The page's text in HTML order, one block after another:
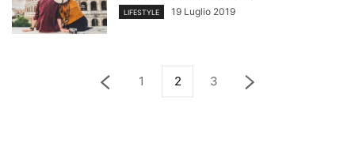
LIFESTYLE 19 Luglio 2019
1 2 3